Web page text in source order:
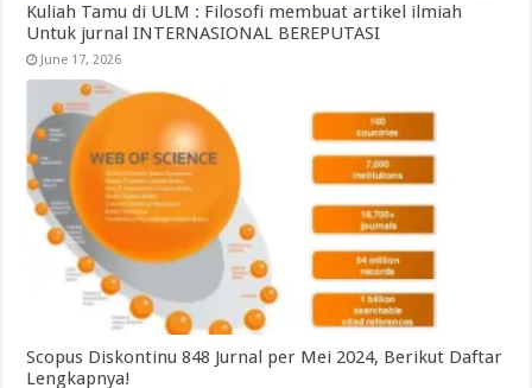
Kuliah Tamu di ULM : Filosofi membuat artikel ilmiah
Untuk jurnal INTERNASIONAL BEREPUTASI
June 17, 2026
Scopus Diskontinu 848 Jurnal per Mei 2024, Berikut Daftar
Lengkapnya!